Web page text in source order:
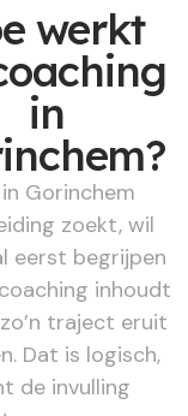
werkt
in
Gorinchem
zoekt, wil
eerst begrijpen
inhoudt
traject eruit
Dat is logisch,
de invulling